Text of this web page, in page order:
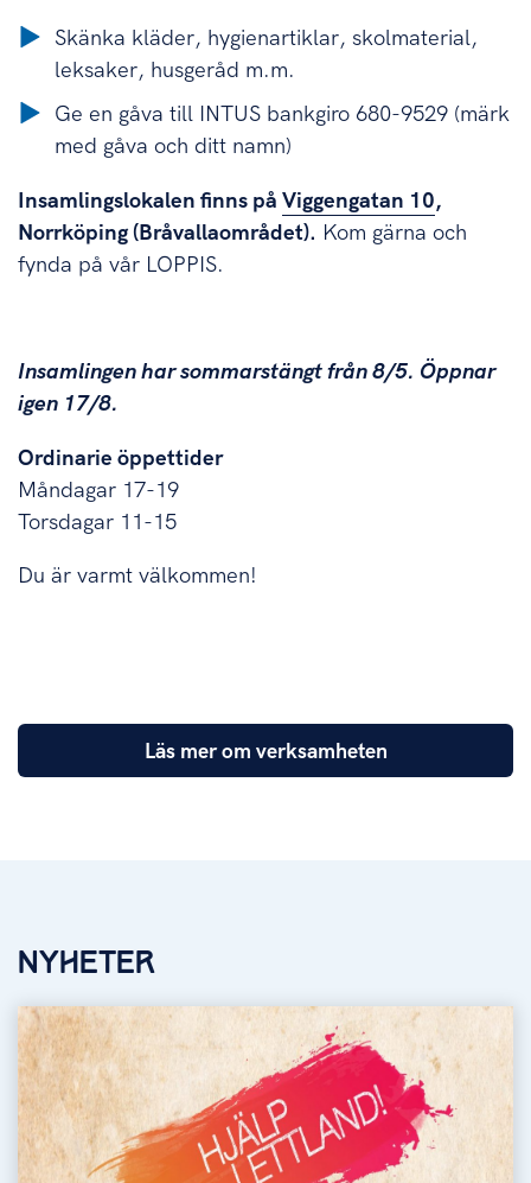
Skänka kläder, hygienartiklar, skolmaterial,
leksaker, husgeråd m.m.
Ge en gåva till INTUS bankgiro 680-9529 (märk
med gåva och ditt namn)
Insamlingslokalen finns på Viggengatan 10,
Norrköping (Bråvallaområdet). Kom gärna och
fynda på vår LOPPIS.
Insamlingen har sommarstängt från 8/5. Öppnar
igen 17/8.
Ordinarie öppettider
Måndagar 17-19
Torsdagar 11-15
Du är varmt välkommen!
Läs mer om verksamheten
NYHETER